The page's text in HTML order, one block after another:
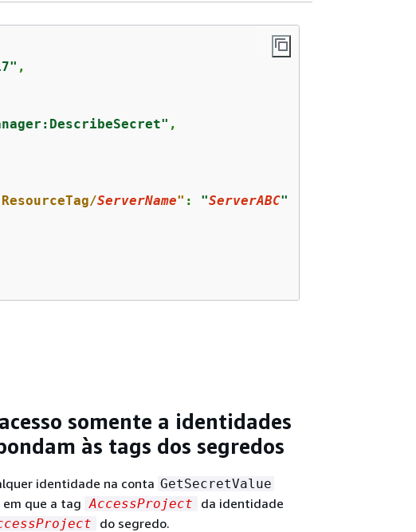
,
,
ServerName" : "ServerABC"
somente a identidades
às tags dos segredos
identidade na conta GetSecretValue
que a tag AccessProject
da identidade
do segredo.